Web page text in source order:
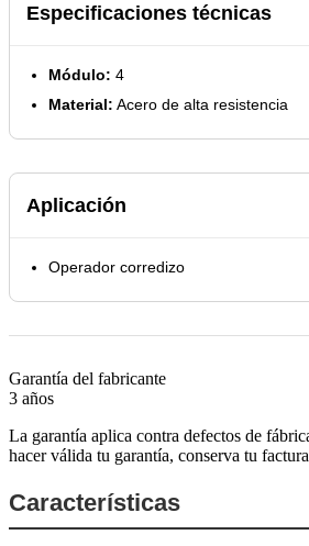
Especificaciones técnicas
Módulo: 4
Material: Acero de alta resistencia
Aplicación
Operador corredizo
Garantía del fabricante
3 años
La garantía aplica contra defectos de
hacer válida tu garantía, conserva tu
Características